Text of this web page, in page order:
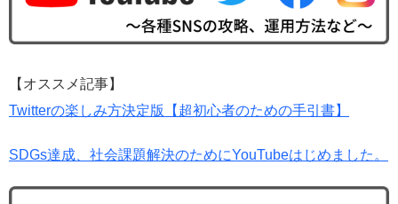
【オススメ記事】
Twitterの楽しみ方決定版【超初心者のための手引書】
SDGs達成、社会課題解決のためにYouTubeはじめました。